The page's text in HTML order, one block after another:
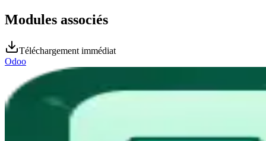
Modules associés
Téléchargement immédiat
Odoo